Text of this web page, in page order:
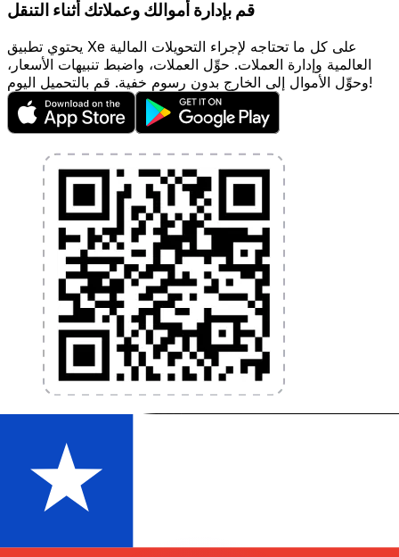
قم بإدارة أموالك وعملاتك أثناء التنقل
يحتوي تطبيق Xe على كل ما تحتاجه لإجراء التحويلات المالية
العالمية وإدارة العملات. حوِّل العملات، واضبط تنبيهات الأسعار،
وحوِّل الأموال إلى الخارج بدون رسوم خفية. قم بالتحميل اليوم!